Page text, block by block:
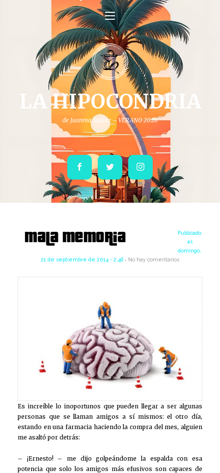
LA HIPOCONDRIA
de Juanma Suárez – VERANO 2026
Facebook Twitter Instagram
Publicado
el
domingo,
21 de septiembre de 2014 - 2:46
No hay comentarios
Es increíble lo inoportunos que pueden llegar a ser algunas
personas que se llaman amigos a sí mismos: el otro día,
estando en una farmacia haciendo la compra del mes, alguien
me asaltó por detrás:
– ¡Ernesto! – me dijo golpeándome la espalda con esa
potencia que solo los amigos más efusivos son capaces de